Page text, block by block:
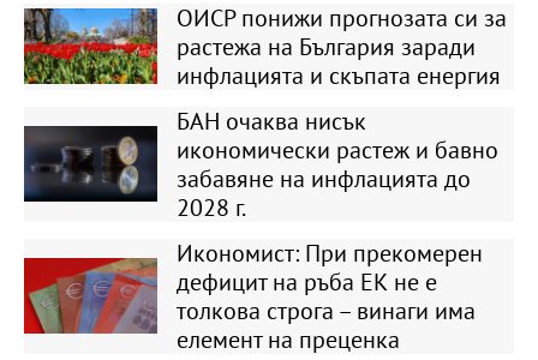
ОИСР понижи прогнозата си за
растежа на България заради
инфлацията и скъпата енергия
БАН очаква нисък
икономически растеж и бавно
забавяне на инфлацията до
2028 г.
Икономист: При прекомерен
дефицит на ръба ЕК не е
толкова строга – винаги има
елемент на преценка